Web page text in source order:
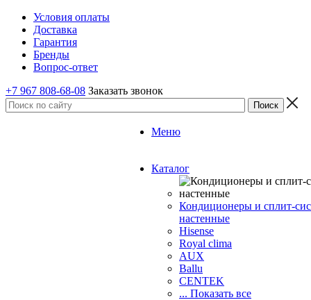
Условия оплаты
Доставка
Гарантия
Бренды
Вопрос-ответ
+7 967 808-68-08 Заказать звонок
Меню
Каталог
Кондиционеры и сплит-
настенные
Hisense
Royal clima
AUX
Ballu
CENTEK
... Показать все